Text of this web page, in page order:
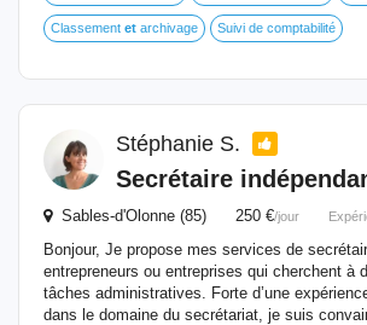
Classement et archivage Suivi de comptabilité
Stéphanie S.
Secrétaire
Sables-d'Olonne (85) 250 €/jour
Bonjour, Je propose mes services de
entrepreneurs ou entreprises qui cherchent à
tâches administratives. Forte d’une
dans le domaine du secrétariat, je suis